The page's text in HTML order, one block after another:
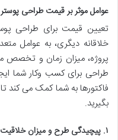
عوامل موثر بر قیمت طراحی
تعیین قیمت برای طراحی
خلاقانه دیگری، به عوامل
پروژه، میزان زمان و تخصص
طراحی برای کسب وکار شما
فاکتورها به شما کمک می کند
بگیرید.
۱. پیچیدگی طرح و میزان خلاقیت مورد نیاز